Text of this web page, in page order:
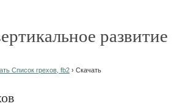
развитие
Список грехов, fb2 › Скачать